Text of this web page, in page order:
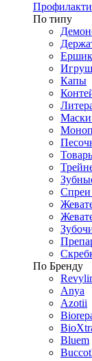
По типу
Капы
Маски
Спреи
По Бренду
Anya
Azotii
Bluem